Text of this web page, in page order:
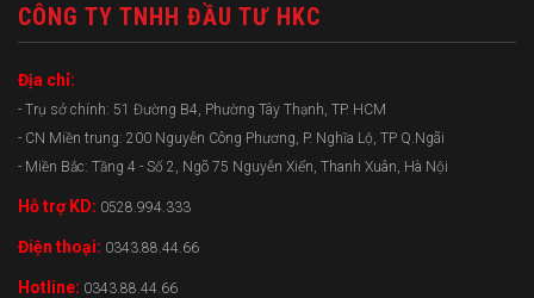
CÔNG TY TNHH ĐẦU TƯ HKC
Địa chỉ:
- Trụ sở chính: 51 Đường B4, Phường Tây Thạnh, TP. HCM
- CN Miền trung: 200 Nguyễn Công Phương, P. Nghĩa Lộ, TP Q.Ngãi
- Miền Bắc: Tầng 4 - Số 2, Ngõ 75 Nguyễn Xiển, Thanh Xuân, Hà Nội
Hỗ trợ KD: 0528.994.333
Điện thoại: 0343.88.44.66
Hotline: 0343.88.44.66